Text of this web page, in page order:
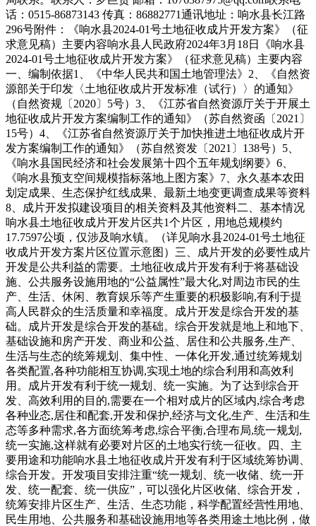
话：0515-86873143 传真：86882771通讯地址：响水县长江路
296号附件：《响水县2024-01号土地征收成片开发方案》（征
求意见稿）主要内容响水县人民政府2024年3月18日《响水县
2024-01号土地征收成片开发方案》（征求意见稿）主要内容
一、编制依据1、《中华人民共和国土地管理法》2、《自然资
源部关于印发〈土地征收成片开发标准（试行）〉的通知》
（自然资规〔2020〕5号）3、《江苏省自然资源厅关于开展土
地征收成片开发方案编制工作的通知》（苏自然资函〔2021〕
15号）4、《江苏省自然资源厅关于加快推进土地征收成片开
发方案编制工作的通知》（苏自然资发〔2021〕138号）5、
《响水县国民经济和社会发展第十四个五年规划纲要》6、
《响水县预支空间规模指标落地上图方案》7、永久基本农田
划定成果、生态保护红线成果、最新土地变更调查成果等资料
8、成片开发拟建设项目的相关资料及其他资料二、基本情况
响水县土地征收成片开发片区共1个片区，用地总规模约
17.7597公顷，仅涉及响水镇。（详见响水县2024-01号土地征
收成片开发方案片区位置示意图）三、成片开发的必要性成片
开发是公共利益的需要。土地征收成片开发有利于将基础设
施、公共服务设施用地的“公益属性”最大化,对周边市民的生
产、生活、休闲、教育娱乐等产生重要的积极影响,有利于提
高人民群众的生活质量和幸福度。成片开发是综合开发的基
础。成片开发是综合开发的基础。综合开发就是地上和地下、
基础设施和房产开发、商业和公益、居住和公共服务,生产、
生活与生态的统筹规划、集中性、一体化开发,通过统筹规划
各类配置,各种功能相互协调,实现土地的综合利用和高效利
用。成片开发有利于统一规划、统一实施。为了达到综合开
发、高效利用的目的,需要在一个相对成片的区域内,综合考虑
各种业态,居住和配套,开发和保护,经济与文化,生产、生活和生
态等多种需求,各方面统筹考虑,综合平衡,合理布局,统一规划,
统一实施,这样就有必要对片区的土地实行统一征收。四、主
要用途和功能响水县土地征收成片开发有利于区域统筹协调、
综合开发。开发项目安排注重“统一规划、统一收储、统一开
发、统一配套、统一供应”，可以强化片区收储、综合开发，
统筹安排片区生产、生活、生态功能，科学配置经营性用地、
民生用地、公共服务和基础设施用地等各类用途土地比例，做